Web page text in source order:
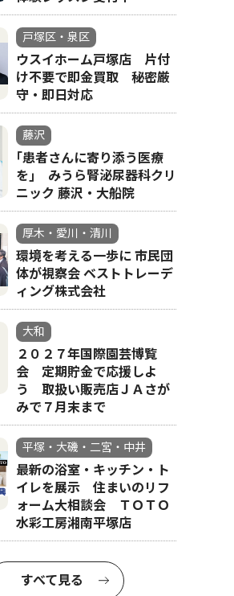
戸塚区・泉区
ウスイホーム戸塚店 片付
け不要で即金買取 秘密厳
守・即日対応
藤沢
｢患者さんに寄り添う医療
を｣ みうら腎泌尿器科クリ
ニック 藤沢・大船院
厚木・愛川・清川
環境を考える一歩に 市民団
体が視察会 ベストトレーデ
ィング株式会社
大和
２０２７年国際園芸博覧
会 定期貯金で応援しよ
う 取扱い販売店ＪＡさが
みで７月末まで
平塚・大磯・二宮・中井
最新の浴室・キッチン・ト
イレを展示 住まいのリフ
ォーム大相談会 ＴＯＴＯ
水彩工房湘南平塚店
すべて見る